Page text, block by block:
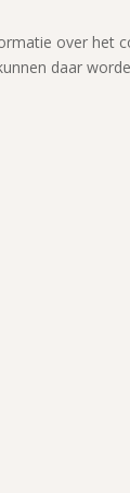
over het
daar